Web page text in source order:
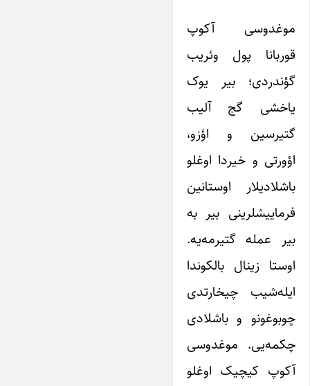
موغدوسی آکوپ
قوربانا پول وئریب
گؤندردی؛ بیر یوک
یاخشی گج آلیب
گتیرسین و اؤزو،
اؤورتی و خیردا اوغلو
باشلادیلار اوستانین
فرماییشلرینی بیر به
بیر عمله گتیرمه‌یه.
اوستا زینال بالکوندا
ایله‌شیب چیخارتدی
چوبوغونو و باشلادی
چکمه‌یی. موغدوسی
آکوپ کیچیک اوغلو